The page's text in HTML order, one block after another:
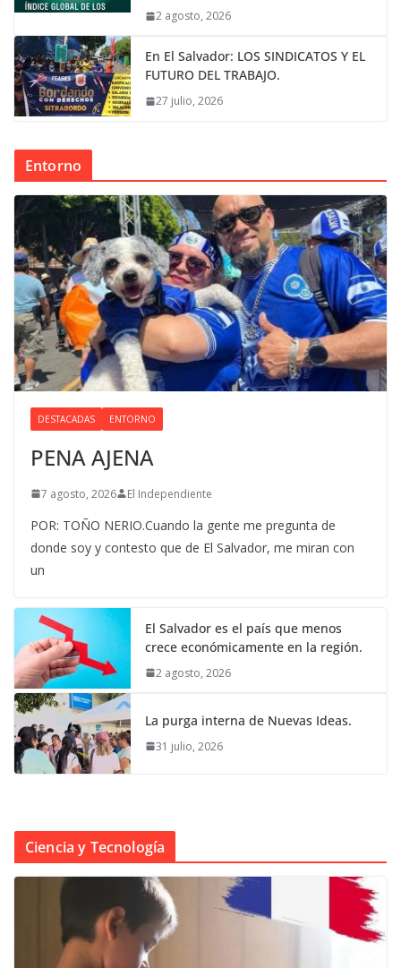
2 agosto, 2026
En El Salvador: LOS SINDICATOS Y EL
FUTURO DEL TRABAJO.
27 julio, 2026
Entorno
DESTACADAS ENTORNO
PENA AJENA
7 agosto, 2026 El Independiente
POR: TOÑO NERIO.Cuando la gente me pregunta de
donde soy y contesto que de El Salvador, me miran con
un
El Salvador es el país que menos
crece económicamente en la región.
2 agosto, 2026
La purga interna de Nuevas Ideas.
31 julio, 2026
Ciencia y Tecnología